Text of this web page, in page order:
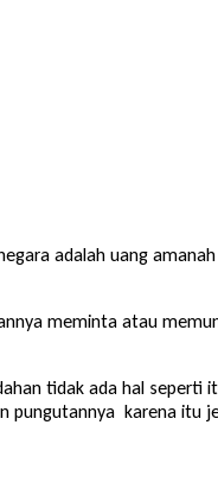
adalah uang
meminta atau
tidak ada hal seperti
pungutannya karena itu